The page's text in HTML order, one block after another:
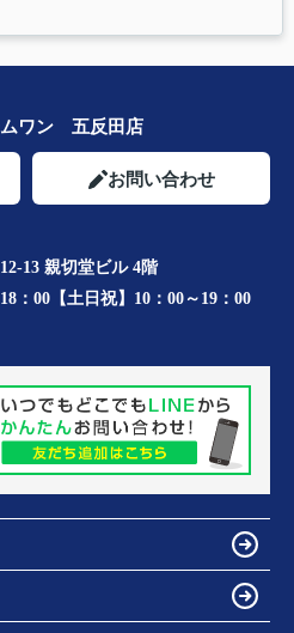
ムワン 五反田店
お問い合わせ
13 親切堂ビル 4階
：00【土日祝】10：00～19：00